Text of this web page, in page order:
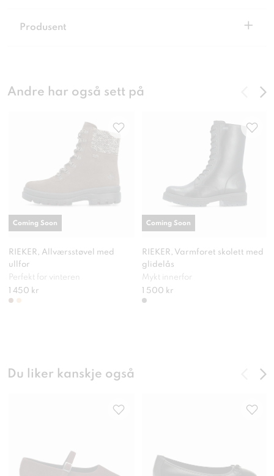
Produsent +
Andre har også sett på
RIEKER, Allværsstøvel med
ullfor
Perfekt for vinteren
1 450 kr
Coming Soon
RIEKER, Varmforet skolett med
glidelås
Mykt innerfor
1 500 kr
Coming Soon
Du liker kanskje også